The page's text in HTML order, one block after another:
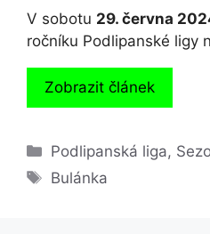
V sobotu 29. června
ročníku Podlipanské ligy
Zobrazit článek
Rubriky
Podlipanská liga,
Štítky
Bulánka